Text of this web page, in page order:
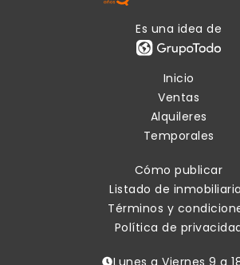
Es una idea de
Inicio
Ventas
Alquileres
Temporales
Cómo publicar
Listado de
Términos y
Política de
Lunes a Viernes 9 a